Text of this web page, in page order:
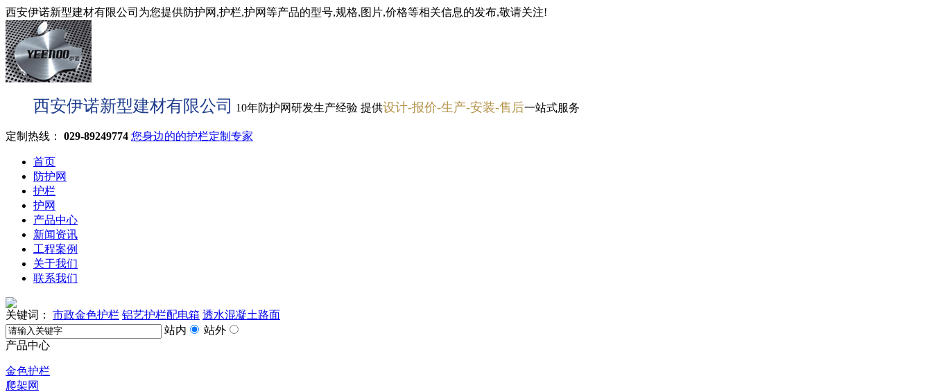
西安伊诺新型建材有限公司为您提供防护网,护栏,护网等产品的型号,规格,图片,价格等相关信息的发布,敬请关注!
西安伊诺新型建材有限公司 10年防护网研发生产经验 提供设计-报价-生产-安装-售后一站式服务
定制热线： 029-89249774 您身边的的护栏定制专家
首页
防护网
护栏
护网
产品中心
新闻资讯
工程案例
关于我们
联系我们
关键词： 市政金色护栏 铝艺护栏配电箱 透水混凝土路面
站内
站外
产品中心
金色护栏
爬架网